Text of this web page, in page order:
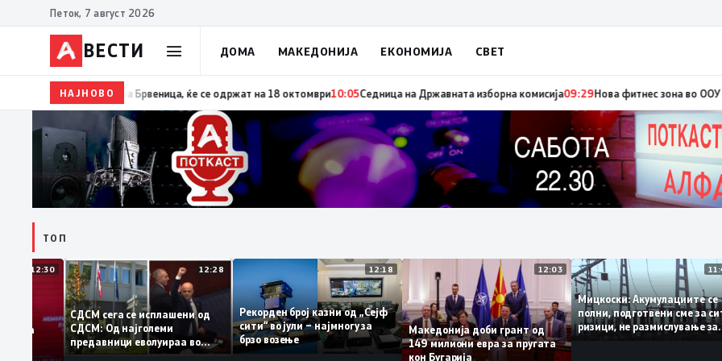
Петок, 7 август 2026
ВЕСТИ ДОМА МАКЕДОНИЈА ЕКОНОМИЈА СВЕТ
НАЈНОВО10:06 Гаши ја потпиша одлуката за распишување предвремени избори за градоначалник на Брвеница, ќе се одржат на 18
ТОП
12:30
на
12:28
СДСМ сега се исплашени од
СДСМ: Од најголеми
предавници еволуираа во
најголеми патриоти
12:18
Рекорден број казни од „Сејф
сити“ во јули – најмногу за
брзо возење
12:03
Македонија доби грант од
149 милиони евра за пругата
кон Бугарија
Мицкоски:
полни, подготвени сме
ризици, не
поскапување на струјата